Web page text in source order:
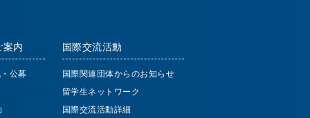
案内
公募
国際交流活動
国際関連団体からのお知らせ
留学生ネットワーク
国際交流活動詳細